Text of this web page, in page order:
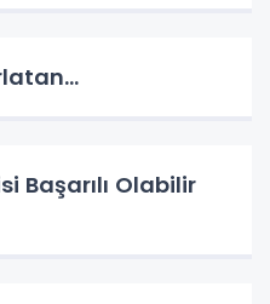
Başarılı Olabilir